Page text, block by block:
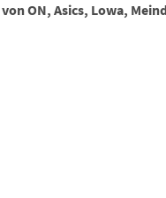
ON, Asics, Lowa,